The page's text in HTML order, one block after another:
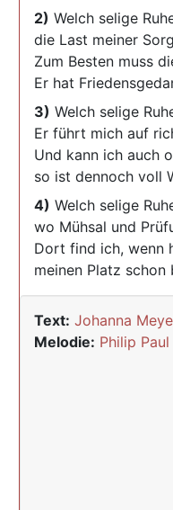
2) Welch selige
die Last meiner
Zum Besten muss
Er hat
3) Welch selige
Er führt mich auf
Und kann ich auch
so ist dennoch voll
4) Welch selige
wo Mühsal und
Dort find ich, wenn
meinen Platz
Text: Johanna
Melodie: Philip Paul